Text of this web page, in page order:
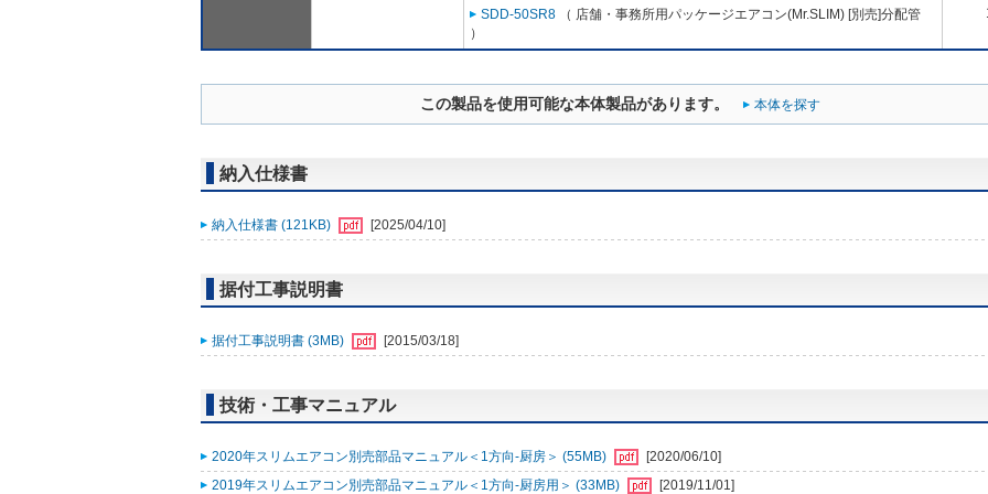
SDD-50SR8 （ 店舗・事務所用パッケージエアコン(Mr.SLIM) [別売]分配管
）
この製品を使用可能な本体製品があります。 本体を探す
納入仕様書
納入仕様書 (121KB) [2025/04/10]
据付工事説明書
据付工事説明書 (3MB) [2015/03/18]
技術・工事マニュアル
2020年スリムエアコン別売部品マニュアル＜1方向-厨房＞ (55MB)
[2020/06/10]
2019年スリムエアコン別売部品マニュアル＜1方向-厨房用＞ (33MB)
[2019/11/01]